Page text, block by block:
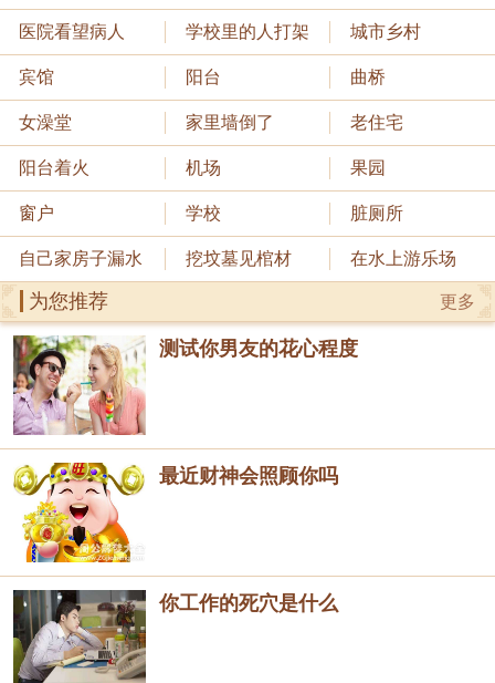
医院看望病人 学校里的人打架 城市乡村
宾馆 阳台 曲桥
女澡堂 家里墙倒了 老住宅
阳台着火 机场 果园
窗户 学校 脏厕所
自己家房子漏水 挖坟墓见棺材 在水上游乐场
更多
为您推荐
测试你男友的花心程度
最近财神会照顾你吗
你工作的死穴是什么